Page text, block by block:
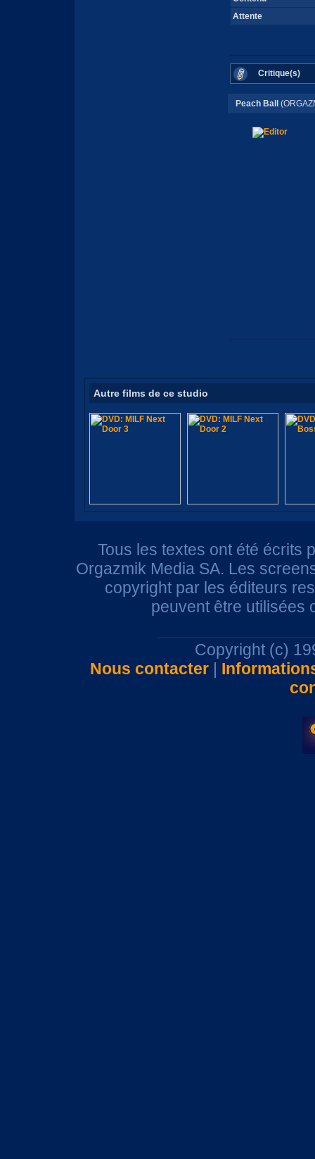
Attente
Critique(s)
Peach Ball
Autre films de ce studio
Tous les textes ont été écrits
Orgazmik Media SA. Les
copyright par les éditeurs
peuvent être utilisées
Copyright (c)
Nous contacter|